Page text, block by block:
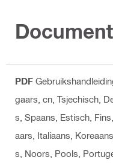
PDF
gaars, cn, Tsjechisch,
s, Spaans, Estisch,
aars, Italiaans,
s, Noors, Pools,